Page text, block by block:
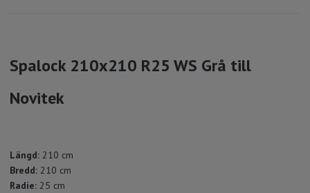
Spalock 210x210 R25 WS Grå till
Novitek
Längd: 210 cm
Bredd: 210 cm
Radie: 25 cm